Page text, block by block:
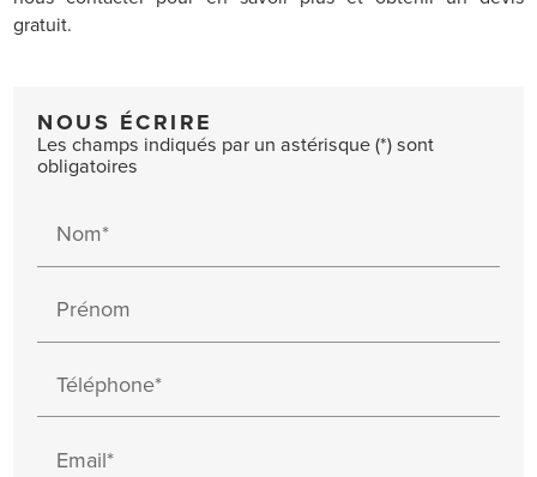
gratuit.
NOUS ÉCRIRE
Les champs indiqués par un astérisque (*) sont
obligatoires
Nom*
Prénom
Téléphone*
Email*